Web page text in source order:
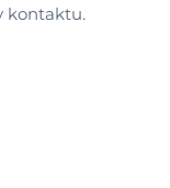
kontaktu.